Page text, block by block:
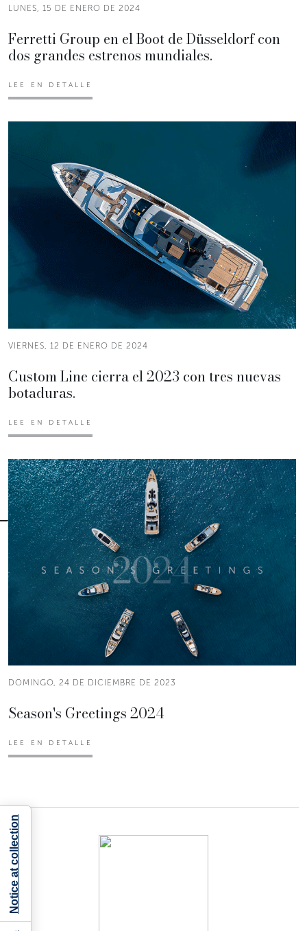
LUNES, 15 DE ENERO DE 2024
Ferretti Group en el Boot de Düsseldorf con
dos grandes estrenos mundiales.
LEE EN DETALLE
VIERNES, 12 DE ENERO DE 2024
Custom Line cierra el 2023 con tres nuevas
botaduras.
LEE EN DETALLE
DOMINGO, 24 DE DICIEMBRE DE 2023
Season's Greetings 2024
LEE EN DETALLE
Notice at collection